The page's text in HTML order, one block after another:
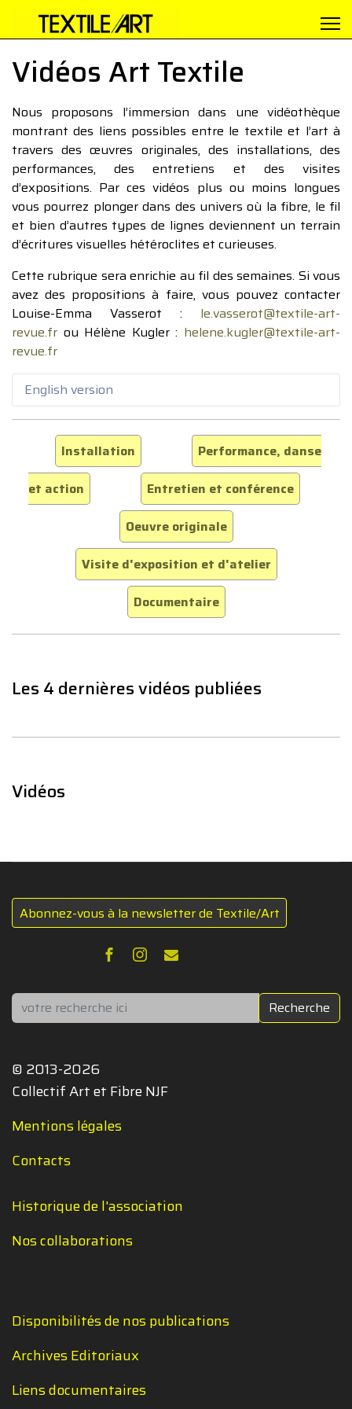
Vidéos Art Textile
Nous proposons l’immersion dans une vidéothèque
montrant des liens possibles entre le textile et l’art à
travers des œuvres originales, des installations, des
performances, des entretiens et des visites
d’expositions. Par ces vidéos plus ou moins longues
vous pourrez plonger dans des univers où la fibre, le fil
et bien d’autres types de lignes deviennent un terrain
d’écritures visuelles hétéroclites et curieuses.
Cette rubrique sera enrichie au fil des semaines. Si vous
avez des propositions à faire, vous pouvez contacter
Louise-Emma Vasserot : le.vasserot@textile-art-
revue.fr ou Hélène Kugler : helene.kugler@textile-art-
revue.fr
English version
Installation
Performance, danse
et action
Entretien et conférence
Oeuvre originale
Visite d'exposition et d'atelier
Documentaire
Les 4 dernières vidéos publiées
Vidéos
Abonnez-vous à la newsletter de Textile/Art
Rechercher Recherche
© 2013-2026
Collectif Art et Fibre NJF
Mentions légales
Contacts
Historique de l'association
Nos collaborations
Disponibilités de nos publications
Archives Editoriaux
Liens documentaires